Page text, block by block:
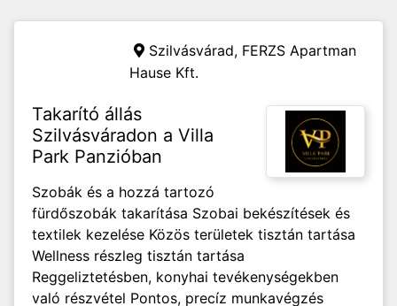
Szilvásvárad, FERZS Apartman
Hause Kft.
Takarító állás
Szilvásváradon a Villa
Park Panzióban
Szobák és a hozzá tartozó
fürdőszobák takarítása Szobai bekészítések és
textilek kezelése Közös területek tisztán tartása
Wellness részleg tisztán tartása
Reggeliztetésben, konyhai tevékenységekben
való részvétel Pontos, precíz munkavégzés